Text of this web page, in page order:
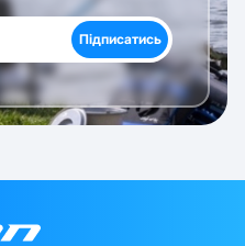
Підписатись